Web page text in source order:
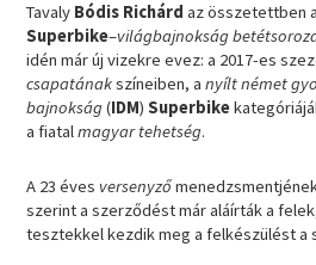
Tavaly Bódis Richárd az összetettben
Superbike–világbajnokság
idén már új vizekre evez: a 2017-es
csapatánakszíneiben, anyílt német
bajnokság(IDM)Superbike
a fiatalmagyar tehetség.
A 23 éves versenyző
szerint a szerződést már aláírták a
tesztekkel kezdik meg a felkészülést a